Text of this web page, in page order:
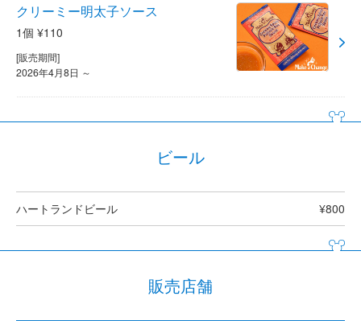
クリーミー明太子ソース
1個 ¥110
[販売期間]
2026年4月8日 ～
ビール
ハートランドビール ¥800
販売店舗